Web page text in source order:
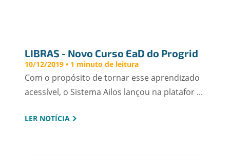
LIBRAS - Novo Curso EaD do Progrid
10/12/2019 • 1 minuto de leitura
Com o propósito de tornar esse aprendizado
acessível, o Sistema Ailos lançou na platafor ...
LER NOTÍCIA